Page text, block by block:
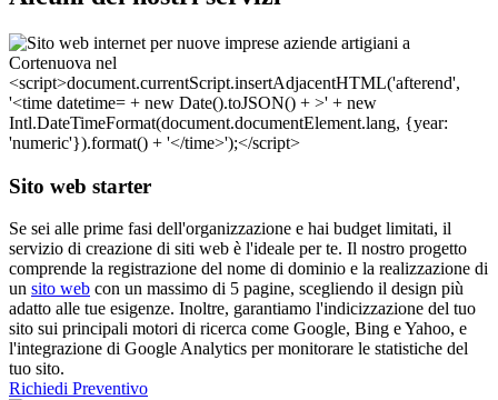
Sito web starter
Se sei alle prime fasi dell'organizzazione e hai budget limitati, il
servizio di creazione di siti web è l'ideale per te. Il nostro progetto
comprende la registrazione del nome di dominio e la realizzazione di
un sito web con un massimo di 5 pagine, scegliendo il design più
adatto alle tue esigenze. Inoltre, garantiamo l'indicizzazione del tuo
sito sui principali motori di ricerca come Google, Bing e Yahoo, e
l'integrazione di Google Analytics per monitorare le statistiche del
tuo sito.
Richiedi Preventivo